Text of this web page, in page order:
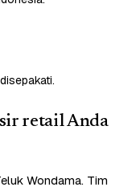
retail Anda
Wondama. Tim